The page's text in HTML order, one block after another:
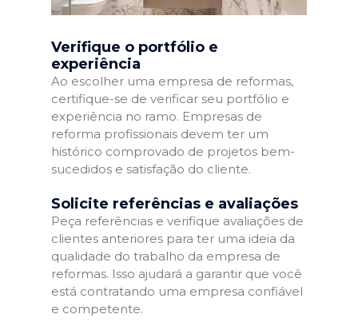
Verifique o portfólio e
experiência
Ao escolher uma empresa de reformas,
certifique-se de verificar seu portfólio e
experiência no ramo. Empresas de
reforma profissionais devem ter um
histórico comprovado de projetos bem-
sucedidos e satisfação do cliente.
Solicite referências e avaliações
Peça referências e verifique avaliações de
clientes anteriores para ter uma ideia da
qualidade do trabalho da empresa de
reformas. Isso ajudará a garantir que você
está contratando uma empresa confiável
e competente.